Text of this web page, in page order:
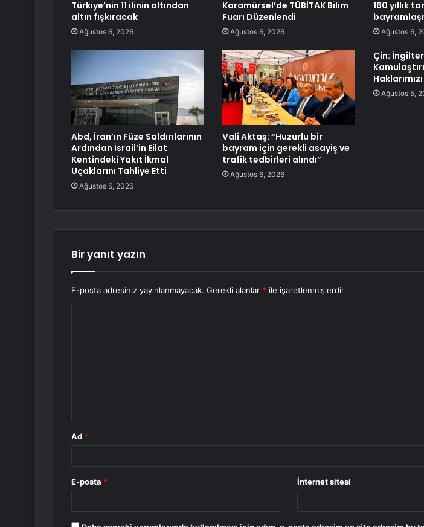
Türkiye’nin 11 ilinin altından
altın fışkıracak
Ağustos 6, 2026
Karamürsel’de TÜBİTAK Bilim
Fuarı Düzenlendi
Ağustos 6, 2026
160 yıllık
Ağustos 6,
Abd, İran’ın Füze Saldırılarının
Ardından İsrail’in Eilat
Kentindeki Yakıt İkmal
Uçaklarını Tahliye Etti
Ağustos 6, 2026
Vali Aktaş: “Huzurlu bir
bayram için gerekli asayiş ve
trafik tedbirleri alındı”
Ağustos 6, 2026
Çin:
Ağustos 5,
Bir yanıt yazın
E-posta adresiniz yayınlanmayacak. Gerekli alanlar * ile işaretlenmişlerdir
Ad *
E-posta * İnternet sitesi